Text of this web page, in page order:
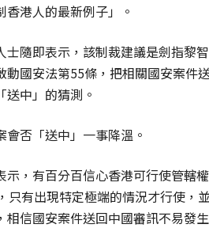
港人的最新例子」。
士隨即表示，該制裁建議是劍指黎
動國安法第55條，把相關國安案件
中」的猜測。
否「送中」一事降溫。
示，有百分百信心香港可行使管轄
只有出現特定極端的情況才行使，
信國安案件送回中國審訊不易發